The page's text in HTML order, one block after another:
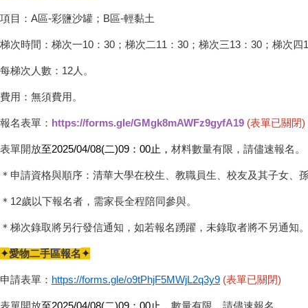
項目：A區-彩鹽沙罐；B區-輕黏土
梯次時間：梯次一10：30；梯次二11：30；梯次三13：30；梯次四
每梯次人數：12人。
費用：無須費用。
報名表單： https://forms.gle/GMgk8mAWFz9gyfA19 (表單已關閉)
表單開放至2025/04/08(二)09：00止， 材料數量有限，請儘速報名。
＊申請資格與順序：清華大學在校生、教職員生、校友及其子女、
＊12歲以下報名者，需家長全程陪同參與。
＊梯次錄取將另行發信通知，如若報名踴躍，未錄取者將不另通知。
✦愛物二手區報名✦
申請表單： https://forms.gle/o9tPhjF5MWjL2q3y9 (表單已關閉)